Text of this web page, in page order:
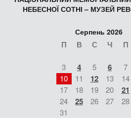
НЕБЕСНОЇ СОТНІ – МУЗЕЙ
Серпень 2026
П В С Ч П
3 4 5 6 7
10
11 12 13 14
17
18 19 20 21
24
25 26 27 28
31